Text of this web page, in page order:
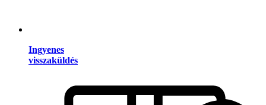
Ingyenes
visszaküldés